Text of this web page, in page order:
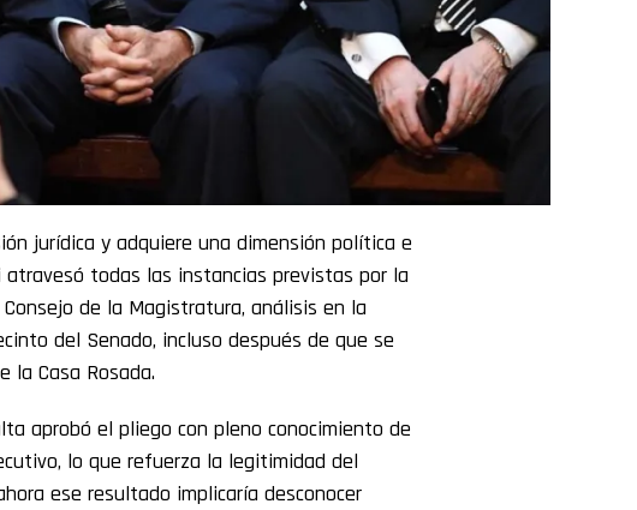
jurídica y adquiere una dimensión política e
todas las instancias previstas por la
de la Magistratura, análisis en la
del Senado, incluso después de que se
la Casa Rosada.
aprobó el pliego con pleno conocimiento de
lo que refuerza la legitimidad del
ese resultado implicaría desconocer